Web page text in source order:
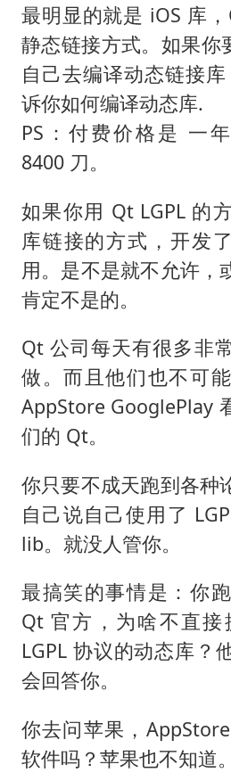
最明显的就是 iOS 库
静态链接方式。如果你
自己去编译动态链接
诉你如何编译动态库.
PS：付费价格是 一
8400 刀。
如果你用 Qt LGPL 的
库链接的方式，开发
用。是不是就不允许，
肯定不是的。
Qt 公司每天有很多非
做。而且他们也不可
AppStore GooglePlay
们的 Qt。
你只要不成天跑到各种
自己说自己使用了
lib。就没人管你。
最搞笑的事情是：你
Qt 官方，为啥不直接
LGPL 协议的动态库？
会回答你。
你去问苹果，
软件吗？苹果也不知道。